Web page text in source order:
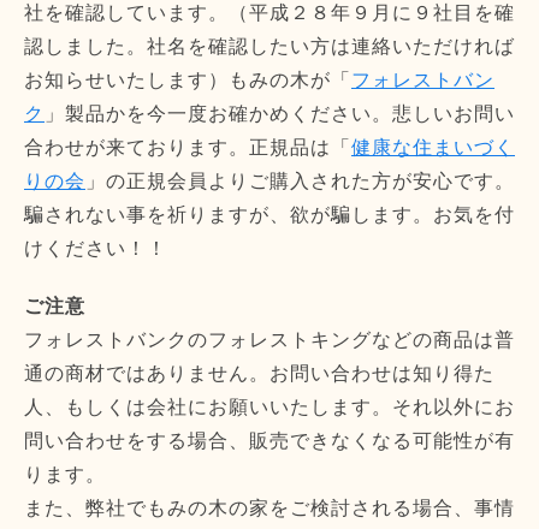
社を確認しています。（平成２８年９月に９社目を確
認しました。社名を確認したい方は連絡いただければ
お知らせいたします）もみの木が「 フォレストバン
ク 」製品かを今一度お確かめください。悲しいお問い
合わせが来ております。正規品は「 健康な住まいづく
りの会 」の正規会員よりご購入された方が安心です。
騙されない事を祈りますが、欲が騙します。お気を付
けください！！
ご注意
フォレストバンクのフォレストキングなどの商品は普
通の商材ではありません。お問い合わせは知り得た
人、もしくは会社にお願いいたします。それ以外にお
問い合わせをする場合、販売できなくなる可能性が有
ります。
また、弊社でもみの木の家をご検討される場合、事情